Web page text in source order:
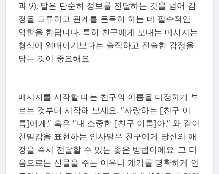
과 9), 말은 단순히 정보를 전달하는 것을 넘어 감
정을 교류하고 관계를 돈독히 하는 데 필수적인
역할을 한답니다. 특히 친구에게 보내는 메시지는
형식에 얽매이기보다는 솔직하고 진솔한 감정을
담는 것이 중요해요.
메시지를 시작할 때는 친구의 이름을 다정하게 부
르는 것부터 시작해 보세요. "사랑하는 [친구 이
름]에게," 혹은 "내 소중한 [친구 이름]아," 와 같이
친밀감을 표현하는 인사말은 친구에게 당신의 애
정을 즉시 전달할 수 있는 좋은 방법이에요. 그 다
음으로는 선물을 주는 이유나 계기를 명확하게 언